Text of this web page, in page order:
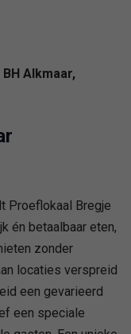
Alkmaar,
Proeflokaal Bregje
én betaalbaar eten,
zonder
locaties verspreid
een gevarieerd
een speciale